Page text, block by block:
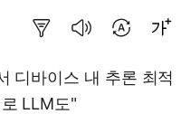
디바이스 내 추론 최적
LLM도"